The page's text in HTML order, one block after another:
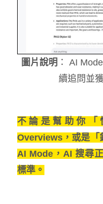
圖片說明 ： AI
續追問並
不論是幫助你
Overviews，或是「
AI Mode，AI 搜尋
標準。